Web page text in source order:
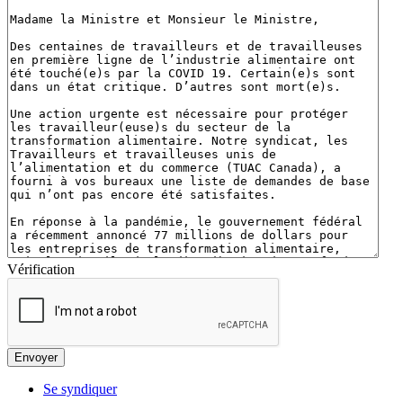
Vérification
Se syndiquer